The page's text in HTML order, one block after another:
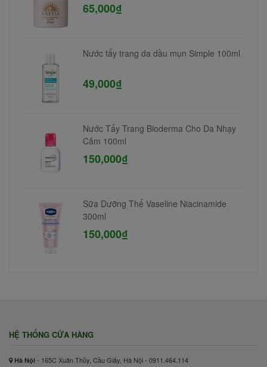
65,000₫
Nước tẩy trang da dầu mụn Simple 100ml
49,000₫
Nước Tẩy Trang Bioderma Cho Da Nhạy
Cảm 100ml
150,000₫
Sữa Dưỡng Thể Vaseline Niacinamide
300ml
150,000₫
HỆ THỐNG CỬA HÀNG
Hà Nội - 165C Xuân Thủy, Cầu Giấy, Hà Nội - 0911.464.114